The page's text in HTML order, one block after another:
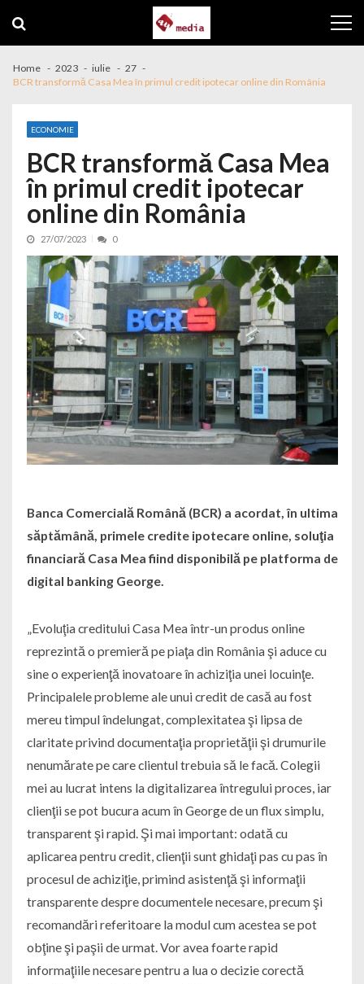
Home 2023 iulie
27
BCR transformă Casa Mea în primul credit ipotecar online din România
ECONOMIE
BCR transformă Casa Mea
în primul credit ipotecar
online din România
27/07/2023 0
Banca Comercială Română (BCR) a acordat, în ultima
săptămână, primele credite ipotecare online, soluţia
financiară Casa Mea fiind disponibilă pe platforma de
digital banking George.
„Evoluţia creditului Casa Mea într-un produs online
reprezintă o premieră pe piaţa din România şi aduce cu
sine o experienţă inovatoare în achiziţia unei locuinţe.
Principalele probleme ale unui credit de casă au fost
mereu timpul îndelungat, complexitatea şi lipsa de
claritate privind documentaţia proprietăţii şi drumurile
nenumărate pe care clientul trebuia să le facă. Colegii
mei au lucrat intens la digitalizarea întregului proces, iar
clienţii se pot bucura acum în George de un flux simplu,
transparent şi rapid. Şi mai important: odată cu
aplicarea pentru credit, clienţii sunt ghidaţi pas cu pas în
procesul de achiziţie, primind asistenţă şi informaţii
transparente despre documentele necesare, precum şi
recomandări referitoare la modul cum acestea se pot
obţine şi paşii de urmat. Vor avea foarte rapid
informaţiile necesare pentru a lua o decizie corectă